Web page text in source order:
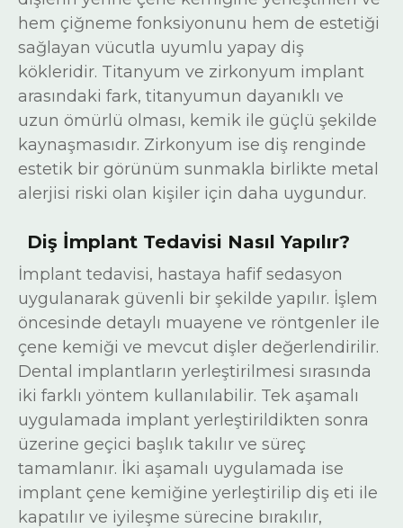
hem çiğneme fonksiyonunu hem de estetiği
sağlayan vücutla uyumlu yapay diş
kökleridir. Titanyum ve zirkonyum implant
arasındaki fark, titanyumun dayanıklı ve
uzun ömürlü olması, kemik ile güçlü şekilde
kaynaşmasıdır. Zirkonyum ise diş renginde
estetik bir görünüm sunmakla birlikte metal
alerjisi riski olan kişiler için daha uygundur.
Diş İmplant Tedavisi Nasıl Yapılır?
İmplant tedavisi, hastaya hafif sedasyon
uygulanarak güvenli bir şekilde yapılır. İşlem
öncesinde detaylı muayene ve röntgenler ile
çene kemiği ve mevcut dişler değerlendirilir.
Dental implantların yerleştirilmesi sırasında
iki farklı yöntem kullanılabilir. Tek aşamalı
uygulamada implant yerleştirildikten sonra
üzerine geçici başlık takılır ve süreç
tamamlanır. İki aşamalı uygulamada ise
implant çene kemiğine yerleştirilip diş eti ile
kapatılır ve iyileşme sürecine bırakılır,